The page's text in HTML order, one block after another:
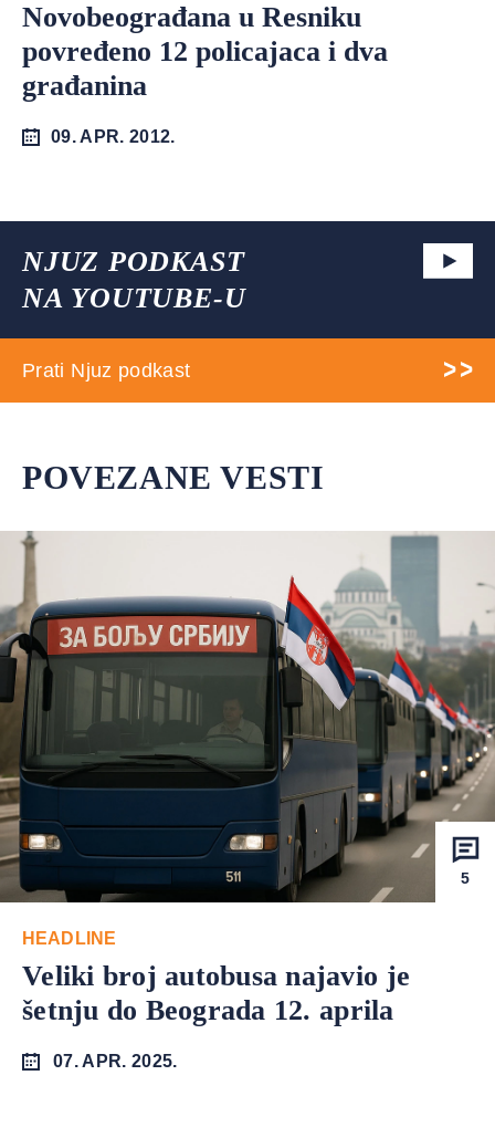
Novobeograđana u Resniku
povređeno 12 policajaca i dva
građanina
09. APR. 2012.
NJUZ PODKAST
NA YOUTUBE-U
Prati Njuz podkast
POVEZANE VESTI
5
HEADLINE
Veliki broj autobusa najavio je
šetnju do Beograda 12. aprila
07. APR. 2025.